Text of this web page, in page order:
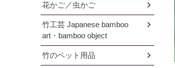
花かご／虫かご
竹工芸 Japanese bamboo
art・bamboo object
竹のペット用品